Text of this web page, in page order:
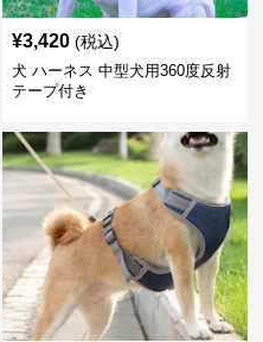
¥3,420 (税込)
犬 ハーネス 中型犬用360度反射
テープ付き